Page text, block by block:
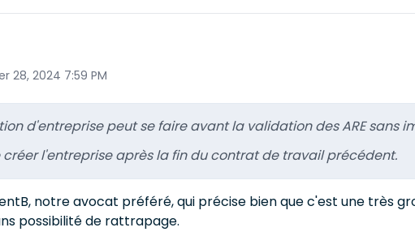
28, 2024 7:59 PM
d'entreprise peut se faire avant la validation des ARE sans
l'entreprise après la fin du contrat de travail précédent.
notre avocat préféré, qui précise bien que c'est une très
possibilité de rattrapage.